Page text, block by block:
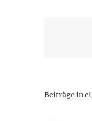
Beiträge in